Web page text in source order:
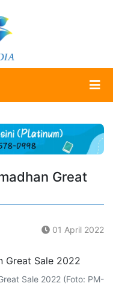
Great
01 April 2022
Sale 2022 (Foto: PM-